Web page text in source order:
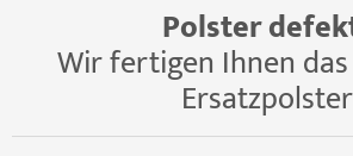
Polster
Wir fertigen Ihnen
Ersatzpolster